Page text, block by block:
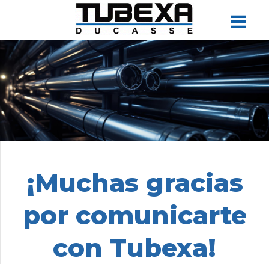
¡Muchas gracias
por comunicarte
con Tubexa!